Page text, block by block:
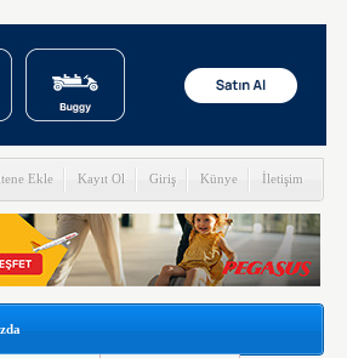
Ekle Kayıt Ol Giriş Künye İletişim